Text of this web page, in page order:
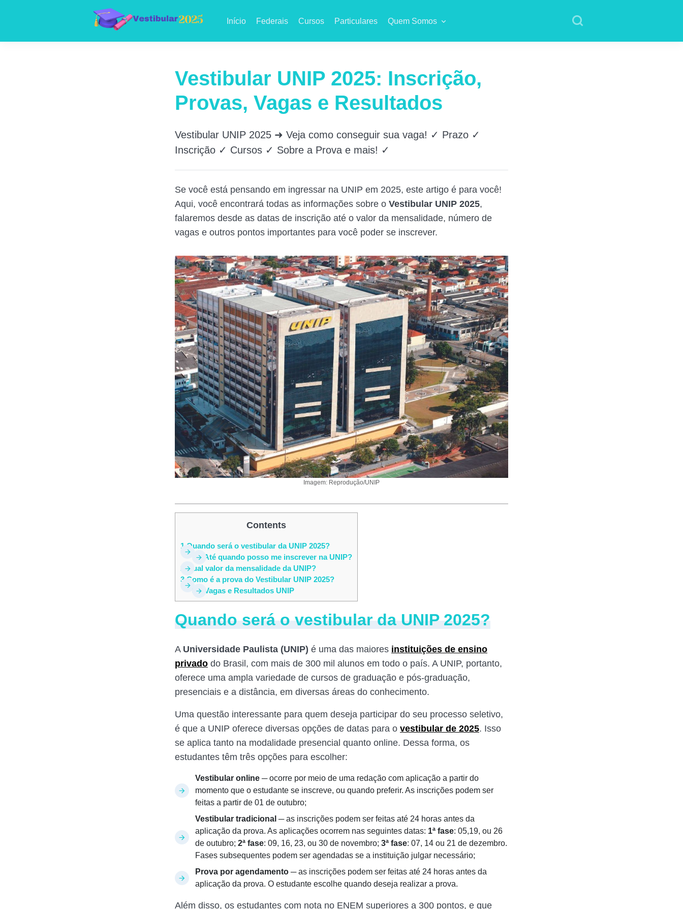
Início Federais Cursos Particulares Quem Somos
Vestibular UNIP 2025: Inscrição,
Provas, Vagas e Resultados
Vestibular UNIP 2025 ➜ Veja como conseguir sua vaga! ✓ Prazo ✓
Inscrição ✓ Cursos ✓ Sobre a Prova e mais! ✓
Se você está pensando em ingressar na UNIP em 2025, este artigo é para você!
Aqui, você encontrará todas as informações sobre o Vestibular UNIP 2025,
falaremos desde as datas de inscrição até o valor da mensalidade, número de
vagas e outros pontos importantes para você poder se inscrever.
Imagem: Reprodução/UNIP
Contents
1 Quando será o vestibular da UNIP 2025?
1.1 Até quando posso me inscrever na UNIP?
2 Qual valor da mensalidade da UNIP?
3 Como é a prova do Vestibular UNIP 2025?
3.1 Vagas e Resultados UNIP
Quando será o vestibular da UNIP 2025?
A Universidade Paulista (UNIP) é uma das maiores instituições de ensino
privado do Brasil, com mais de 300 mil alunos em todo o país. A UNIP, portanto,
oferece uma ampla variedade de cursos de graduação e pós-graduação,
presenciais e a distância, em diversas áreas do conhecimento.
Uma questão interessante para quem deseja participar do seu processo seletivo,
é que a UNIP oferece diversas opções de datas para o vestibular de 2025. Isso
se aplica tanto na modalidade presencial quanto online. Dessa forma, os
estudantes têm três opções para escolher:
Vestibular online ─ocorre por meio de uma redação com aplicação a partir do
momento que o estudante se inscreve, ou quando preferir. As inscrições podem ser
feitas a partir de 01 de outubro;
Vestibular tradicional ─as inscrições podem ser feitas até 24 horas antes da
aplicação da prova. As aplicações ocorrem nas seguintes datas: 1ª fase: 05,19, ou 26
de outubro; 2ª fase: 09, 16, 23, ou 30 de novembro; 3ª fase: 07, 14 ou 21 de dezembro.
Fases subsequentes podem ser agendadas se a instituição julgar necessário;
Prova por agendamento ─as inscrições podem ser feitas até 24 horas antes da
aplicação da prova. O estudante escolhe quando deseja realizar a prova.
Além disso, os estudantes com nota no ENEM superiores a 300 pontos, e que